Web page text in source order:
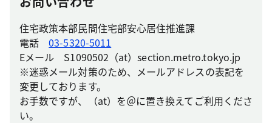
住宅政策本部民間住宅部安心居住推進課
電話03-5320-5011
Eメール S1090502（at）section.metro.tokyo.jp
※迷惑メール対策のため、メールアドレスの表記を
変更しております。
お手数ですが、（at）を＠に置き換えてご利用くださ
い。